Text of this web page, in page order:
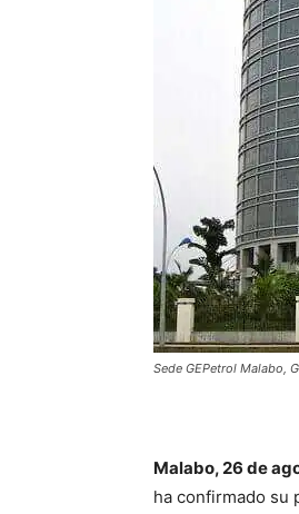
Sede GEPetrol Malabo,
Malabo, 26 de
ha confirmado su